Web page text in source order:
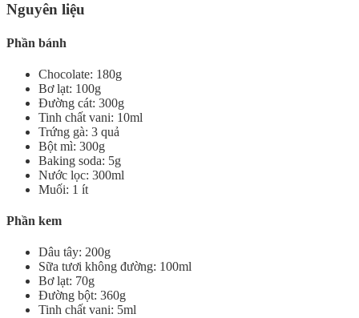
Nguyên liệu
Phần bánh
Chocolate: 180g
Bơ lạt: 100g
Đường cát: 300g
Tinh chất vani: 10ml
Trứng gà: 3 quả
Bột mì: 300g
Baking soda: 5g
Nước lọc: 300ml
Muối: 1 ít
Phần kem
Dâu tây: 200g
Sữa tươi không đường: 100ml
Bơ lạt: 70g
Đường bột: 360g
Tinh chất vani: 5ml